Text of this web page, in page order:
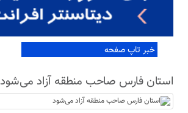
خبر تاپ صفحه
استان فارس صاحب منطقه آزاد می‌شود